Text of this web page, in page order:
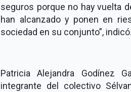
seguros porque no hay vuelta
han alcanzado y ponen en
sociedad en su conjunto”, indicó.
Patricia Alejandra Godínez
integrante del colectivo